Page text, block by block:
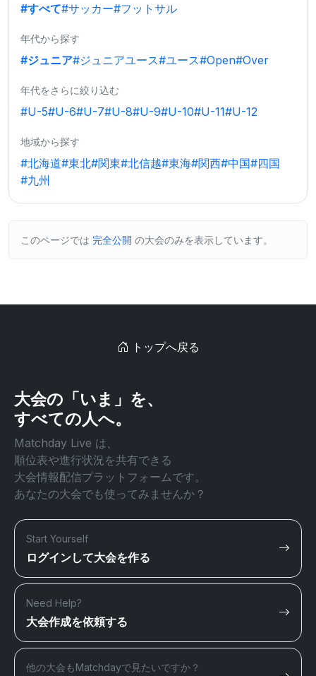
#すべて#サッカー#フットサル
年代から探す
#ジュニア#ジュニアユース#ユース#Open#Over
年代をさらに絞り込む
#U-5#U-6#U-7#U-8#U-9#U-10#U-11#U-12
地域から探す
#北海道#東北#関東#北信越#東海#関西#中国#四国
#九州
このページでは 完全公開 の大会のみを表示しています。
トップへ戻る
大会の「いま」を、
すべての人へ。
Matchday Live は、
順位表や進行状況を共有できる
大会情報配信プラットフォームです。
あなたの大会でも使ってみませんか？
Start Yourself
ログインして大会を作る
Need Help?
大会作成を依頼する
他の大会もMatchdayで見たいですか？